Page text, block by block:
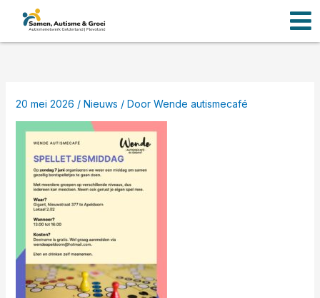
20 mei 2026 / Nieuws / Door Wende autismecafé